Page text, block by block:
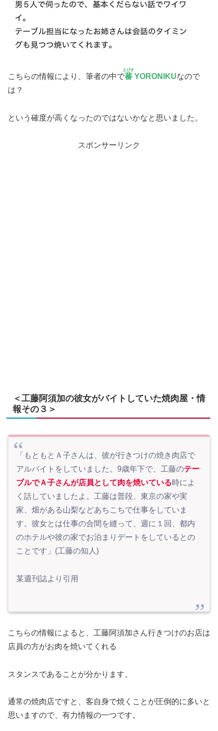
こちらの情報により、筆者の中で蕃
えびす
YORONIKUなので
は？
という確度が高くなったのではないかなと思いました。
スポンサーリンク
＜工藤阿須加の彼女がバイトしていた焼肉屋・情
報その３＞
「もともとＡ子さんは、彼が行きつけの焼き肉店で
アルバイトをしていました。9歳年下で、工藤のテー
ブルでＡ子さんが店員として肉を焼いている時によ
く話していましたよ。工藤は普段、東京の家や実
家、畑がある山梨などあちこちで仕事をしていま
す。彼女とは仕事の合間を縫って、週に１回、都内
のホテルや彼の家でお泊まりデートをしているとの
ことです」(工藤の知人)
某週刊誌より引用
こちらの情報によると、工藤阿須加さん行きつけのお店は
店員の方がお肉を焼いてくれる
スタンスであることが分かります。
通常の焼肉店ですと、客自身で焼くことが圧倒的に多いと
思いますので、有力情報の一つです。